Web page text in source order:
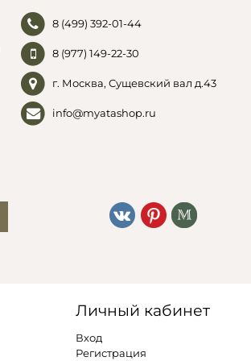
8 (499) 392-01-44
8 (977) 149-22-30
г. Москва, Сущевский вал д.43
info@myatashop.ru
Личный кабинет
Вход
Регистрация